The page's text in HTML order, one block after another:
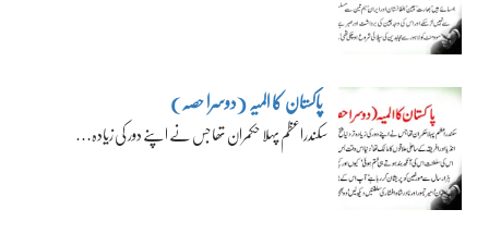
پاکستان کا المیہ (دوسرا حصہ)
سکندراعظم پہلا حکمران تھا جس نے اپنے دور کی زیادہ…